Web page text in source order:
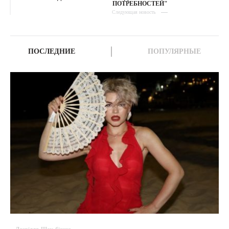
ПОТРЕБНОСТЕЙ"
Следующая новость
ПОСЛЕДНИЕ ПОПУЛЯРНЫЕ